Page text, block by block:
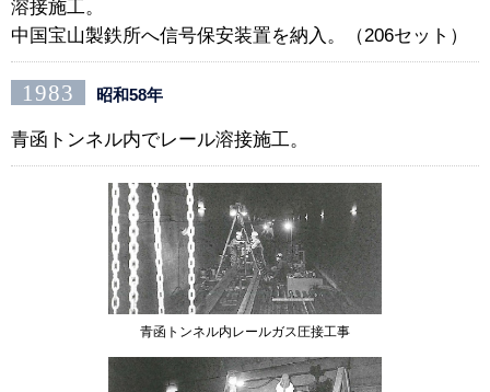
溶接施工。
中国宝山製鉄所へ信号保安装置を納入。（206セット）
1983 昭和58年
青函トンネル内でレール溶接施工。
青函トンネル内レールガス圧接工事